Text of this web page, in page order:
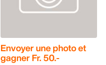
Envoyer une photo et
gagner Fr. 50.-